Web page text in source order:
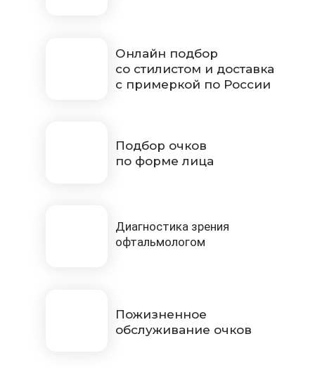
Подбор очков
по форме лица
Пожизненное
обслуживание очков
Онлайн подбор
со стилистом и доставка
с примеркой по России
Диагностика зрения
офтальмологом